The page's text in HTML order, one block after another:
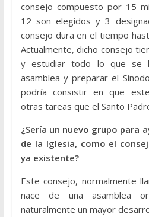
consejo compuesto por 15
12 son elegidos y 3
consejo dura en el tiempo
Actualmente, dicho consejo
y estudiar todo lo que se
asamblea y preparar el
podría consistir en que
otras tareas que el Santo
¿Sería un nuevo grupo para
de la Iglesia, como el
ya existente?
Este consejo, normalmente
nace de una asamblea
naturalmente un mayor